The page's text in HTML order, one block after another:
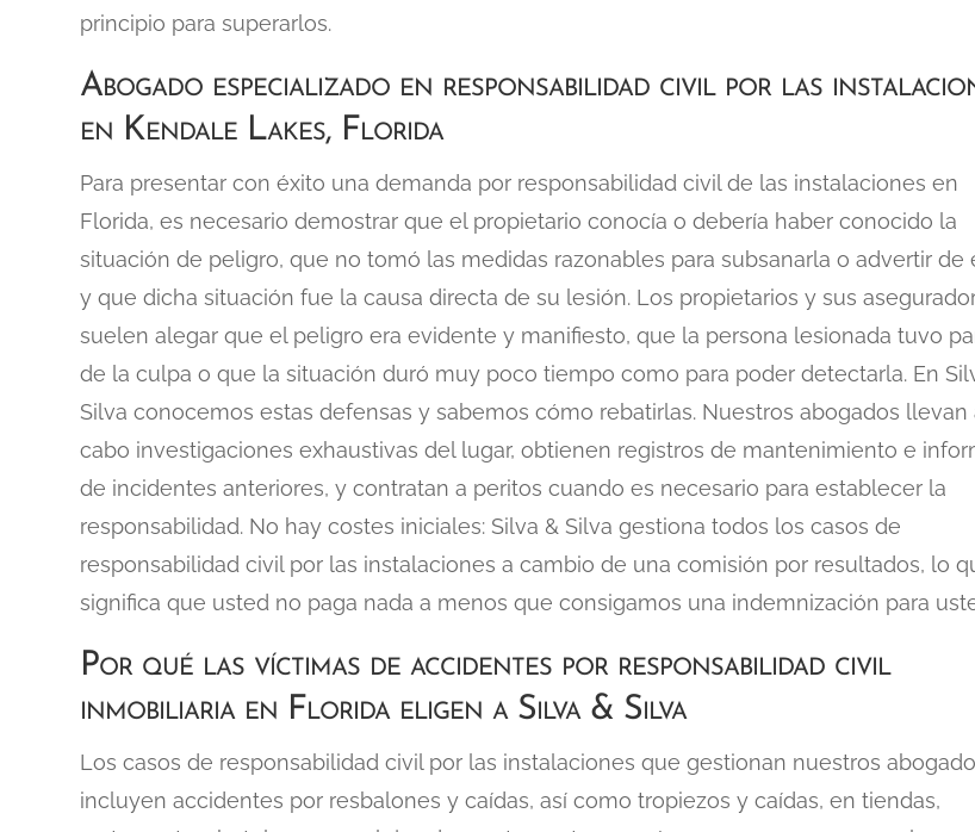
principio para superarlos.
Abogado especializado en responsabilidad civil por las
en Kendale Lakes, Florida
Para presentar con éxito una demanda por responsabilidad civil de las instalaciones en
Florida, es necesario demostrar que el propietario conocía o debería haber conocido la
situación de peligro, que no tomó las medidas razonables para subsanarla o advertir de
y que dicha situación fue la causa directa de su lesión. Los propietarios y sus
suelen alegar que el peligro era evidente y manifiesto, que la persona lesionada tuvo
de la culpa o que la situación duró muy poco tiempo como para poder detectarla. En
Silva conocemos estas defensas y sabemos cómo rebatirlas. Nuestros abogados llevan
cabo investigaciones exhaustivas del lugar, obtienen registros de mantenimiento e
de incidentes anteriores, y contratan a peritos cuando es necesario para establecer la
responsabilidad. No hay costes iniciales: Silva & Silva gestiona todos los casos de
responsabilidad civil por las instalaciones a cambio de una comisión por resultados, lo
significa que usted no paga nada a menos que consigamos una indemnización para
Por qué las víctimas de accidentes por responsabilidad civil
inmobiliaria en Florida eligen a Silva & Silva
Los casos de responsabilidad civil por las instalaciones que gestionan nuestros
incluyen accidentes por resbalones y caídas, así como tropiezos y caídas, en tiendas,